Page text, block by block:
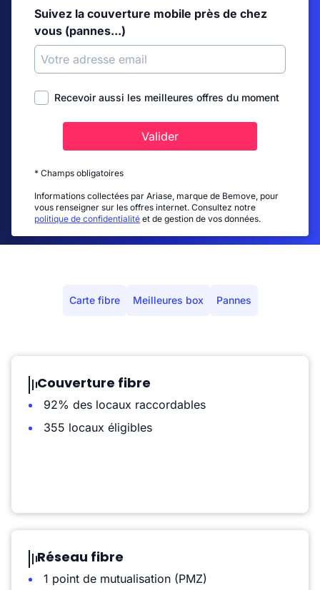
Suivez la couverture mobile près de chez
vous (pannes...)
Recevoir aussi les meilleures offres du moment
Valider
* Champs obligatoires
Informations collectées par Ariase, marque de Bemove, pour
vous renseigner sur les offres internet. Consultez notre
politique de confidentialité et de gestion de vos données.
Carte fibre Meilleures box Pannes
Couverture fibre
92% des locaux raccordables
355 locaux éligibles
Réseau fibre
1 point de mutualisation (PMZ)